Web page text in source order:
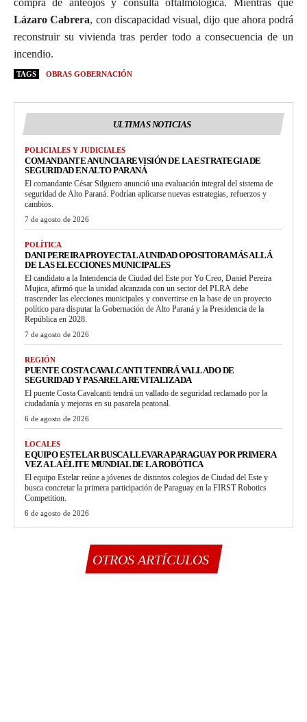
Lázaro Cabrera, con discapacidad visual, dijo que ahora podrá
reconstruir su vivienda tras perder todo a consecuencia de un
incendio.
TAGS OBRAS GOBERNACIÓN
ULTIMAS NOTICIAS
POLICIALES Y JUDICIALES
COMANDANTE ANUNCIA REVISIÓN DE LA ESTRATEGIA DE
SEGURIDAD EN ALTO PARANÁ
El comandante César Silguero anunció una evaluación integral del sistema de
seguridad de Alto Paraná. Podrían aplicarse nuevas estrategias, refuerzos y
cambios.
7 de agosto de 2026
POLÍTICA
DANI PEREIRA PROYECTA LA UNIDAD OPOSITORA MÁS ALLÁ
DE LAS ELECCIONES MUNICIPALES
El candidato a la Intendencia de Ciudad del Este por Yo Creo, Daniel Pereira
Mujica, afirmó que la unidad alcanzada con un sector del PLRA debe
trascender las elecciones municipales y convertirse en la base de un proyecto
político para disputar la Gobernación de Alto Paraná y la Presidencia de la
República en 2028.
7 de agosto de 2026
REGIÓN
PUENTE COSTA CAVALCANTI TENDRÁ VALLADO DE
SEGURIDAD Y PASARELA REVITALIZADA
El puente Costa Cavalcanti tendrá un vallado de seguridad reclamado por la
ciudadanía y mejoras en su pasarela peatonal.
6 de agosto de 2026
LOCALES
EQUIPO ESTELAR BUSCA LLEVAR A PARAGUAY POR PRIMERA
VEZ A LA ÉLITE MUNDIAL DE LA ROBÓTICA
El equipo Estelar reúne a jóvenes de distintos colegios de Ciudad del Este y
busca concretar la primera participación de Paraguay en la FIRST Robotics
Competition.
6 de agosto de 2026
OTROS ARTÍCULOS